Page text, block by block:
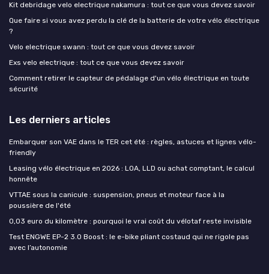
Kit debridage velo electrique nakamura : tout ce que vous devez savoir
Que faire si vous avez perdu la clé de la batterie de votre vélo électrique
?
Velo electrique swann : tout ce que vous devez savoir
Exs velo electrique : tout ce que vous devez savoir
Comment retirer le capteur de pédalage d'un vélo électrique en toute
sécurité
Les derniers articles
Embarquer son VAE dans le TER cet été : règles, astuces et lignes vélo-
friendly
Leasing vélo électrique en 2026 : LOA, LLD ou achat comptant, le calcul
honnête
VTTAE sous la canicule : suspension, pneus et moteur face à la
poussière de l'été
0,03 euro du kilomètre : pourquoi le vrai coût du vélotaf reste invisible
Test ENGWE EP-2 3.0 Boost : le e-bike pliant costaud qui ne rigole pas
avec l’autonomie